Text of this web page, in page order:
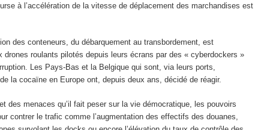
à l’accélération de la vitesse de déplacement des marchandises est
des conteneurs, du débarquement au transbordement, est
roulants pilotés depuis leurs écrans par des « cyberdockers »
Les Pays-Bas et la Belgique qui sont, via leurs ports,
la cocaïne en Europe ont, depuis deux ans, décidé de réagir.
et des menaces qu’il fait peser sur la vie démocratique, les pouvoirs
contrer le trafic comme l’augmentation des effectifs des douanes,